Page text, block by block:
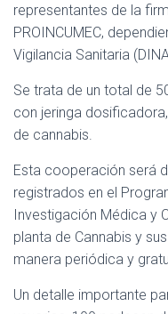
representantes de la
PROINCUMEC,
Vigilancia Sanitaria
Se trata de un total de
con jeringa
de cannabis.
Esta cooperación será
registrados en el
Investigación Médica y
planta de Cannabis y
manera periódica y
Un detalle importante